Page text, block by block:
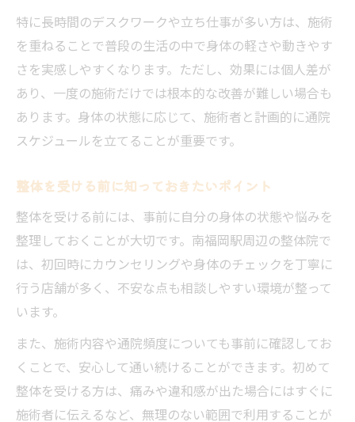
特に長時間のデスクワークや立ち仕事が多い方は、施術
を重ねることで普段の生活の中で身体の軽さや動きやす
さを実感しやすくなります。ただし、効果には個人差が
あり、一度の施術だけでは根本的な改善が難しい場合も
あります。身体の状態に応じて、施術者と計画的に通院
スケジュールを立てることが重要です。
整体を受ける前に知っておきたいポイント
整体を受ける前には、事前に自分の身体の状態や悩みを
整理しておくことが大切です。南福岡駅周辺の整体院で
は、初回時にカウンセリングや身体のチェックを丁寧に
行う店舗が多く、不安な点も相談しやすい環境が整って
います。
また、施術内容や通院頻度についても事前に確認してお
くことで、安心して通い続けることができます。初めて
整体を受ける方は、痛みや違和感が出た場合にはすぐに
施術者に伝えるなど、無理のない範囲で利用することが